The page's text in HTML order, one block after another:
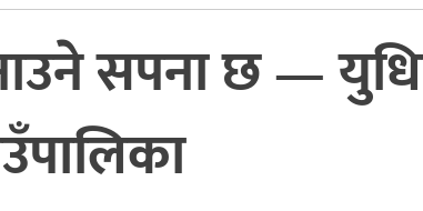
सपना छ —